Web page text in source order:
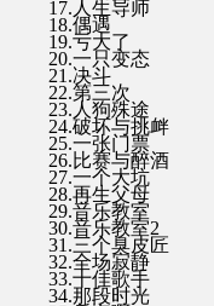
17.人生导师
18.偶遇
19.亏大了
20.一只变态
21.决斗
22.第三次
23.人狗殊途
24.破坏与挑衅
25.一张门票
26.比赛与醉酒
27.一个大坑
28.再生父母
29.音乐教室
30.音乐教室2
31.三个臭皮匠
32.全场寂静
33.十佳歌手
34.那段时光